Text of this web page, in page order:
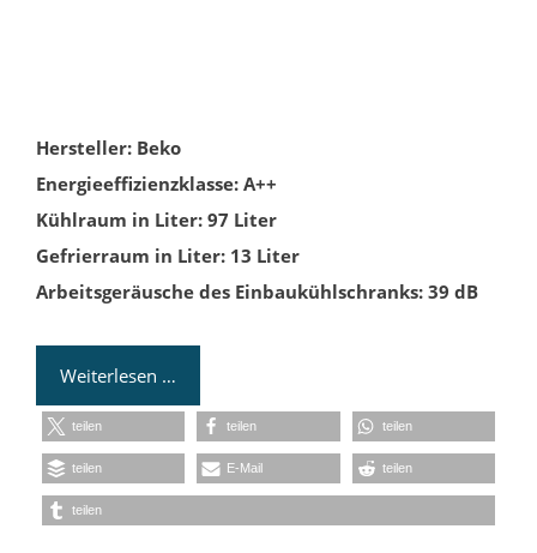
Hersteller: Beko
Energieeffizienzklasse: A++
Kühlraum in Liter: 97 Liter
Gefrierraum in Liter: 13 Liter
Arbeitsgeräusche des Einbaukühlschranks: 39 dB
Weiterlesen …
teilen teilen teilen
teilen E-Mail teilen
teilen